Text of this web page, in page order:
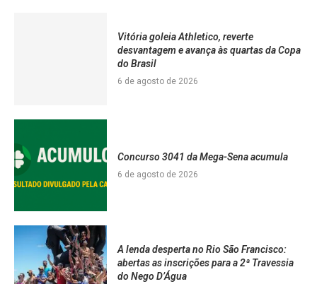
Vitória goleia Athletico, reverte
desvantagem e avança às quartas da Copa
do Brasil
6 de agosto de 2026
Concurso 3041 da Mega-Sena acumula
6 de agosto de 2026
A lenda desperta no Rio São Francisco:
abertas as inscrições para a 2ª Travessia
do Nego D’Água